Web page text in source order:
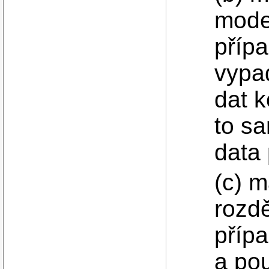
dat
to
data
(c)
a